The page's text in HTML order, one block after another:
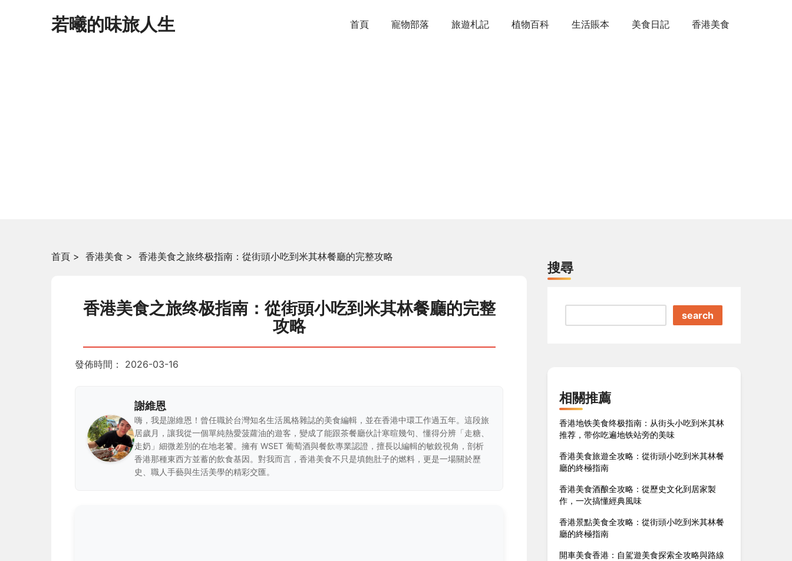
若曦的味旅人生 首頁 寵物部落 旅遊札記 植物百科 生活賬本 美食日記 香港美食
首頁 > 香港美食 > 香港美食之旅终极指南：從街頭小吃到米其林餐廳的完整攻略
香港美食之旅终极指南：從街頭小吃到米其林餐廳的完整
攻略
發佈時間： 2026-03-16
謝維恩
嗨，我是謝維恩！曾任職於台灣知名生活風格雜誌的美食編輯，並在香港中環工作過五年。這段旅
居歲月，讓我從一個單純熱愛菠蘿油的遊客，變成了能跟茶餐廳伙計寒暄幾句、懂得分辨「走糖、
走奶」細微差別的在地老饕。擁有 WSET 葡萄酒與餐飲專業認證，擅長以編輯的敏銳視角，剖析
香港那種東西方並蓄的飲食基因。對我而言，香港美食不只是填飽肚子的燃料，更是一場關於歷
史、職人手藝與生活美學的精彩交匯。
搜尋
search
相關推薦
香港地铁美食终极指南：从街头小吃到米其林
推荐，带你吃遍地铁站旁的美味
香港美食旅遊全攻略：從街頭小吃到米其林餐
廳的終極指南
香港美食酒酿全攻略：從歷史文化到居家製
作，一次搞懂經典風味
香港景點美食全攻略：從街頭小吃到米其林餐
廳的終極指南
開車美食香港：自駕遊美食探索全攻略與路線